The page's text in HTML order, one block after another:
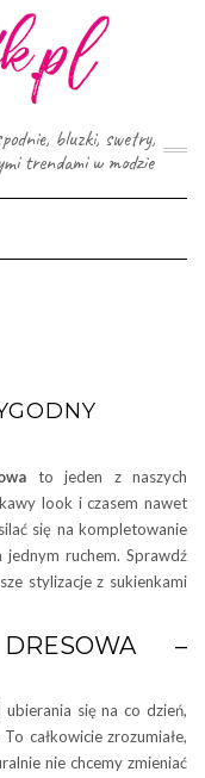
bluzki, swetry,
trendami w modzie
to jeden z naszych
look i czasem nawet
się na kompletowanie
ruchem. Sprawdź
stylizacje z sukienkami
–
się na co dzień,
całkowicie zrozumiałe,
nie chcemy zmieniać